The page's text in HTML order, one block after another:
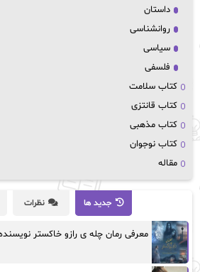
داستان
روانشناسی
سیاسی
فلسفی
کتاب سلامت
کتاب قانتزی
کتاب مذهبی
کتاب نوجوان
مقاله
جدید ها نظرات
معرفی رمان چله ی رازو خاکستر